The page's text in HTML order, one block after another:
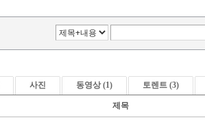
사진 동영상 (1) 토렌트 (3)
제목